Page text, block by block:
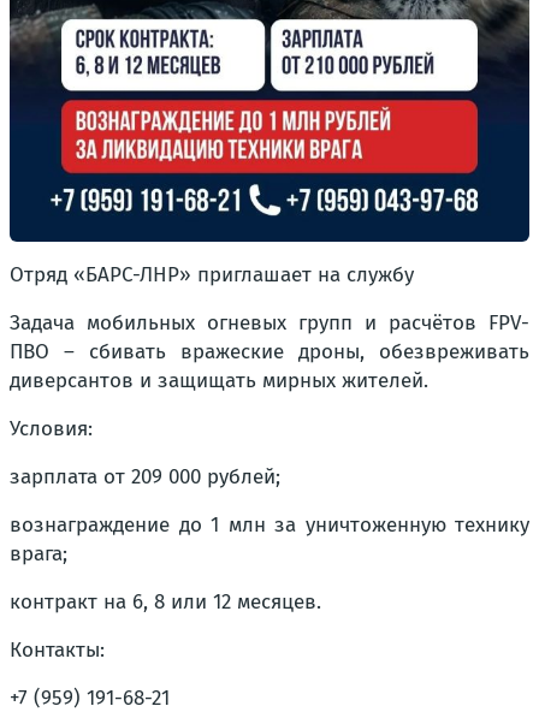
Отряд «БАРС-ЛНР» приглашает на службу
Задача мобильных огневых групп и расчётов FPV-
ПВО – сбивать вражеские дроны, обезвреживать
диверсантов и защищать мирных жителей.
Условия:
зарплата от 209 000 рублей;
вознаграждение до 1 млн за уничтоженную технику
врага;
контракт на 6, 8 или 12 месяцев.
Контакты:
+7 (959) 191-68-21